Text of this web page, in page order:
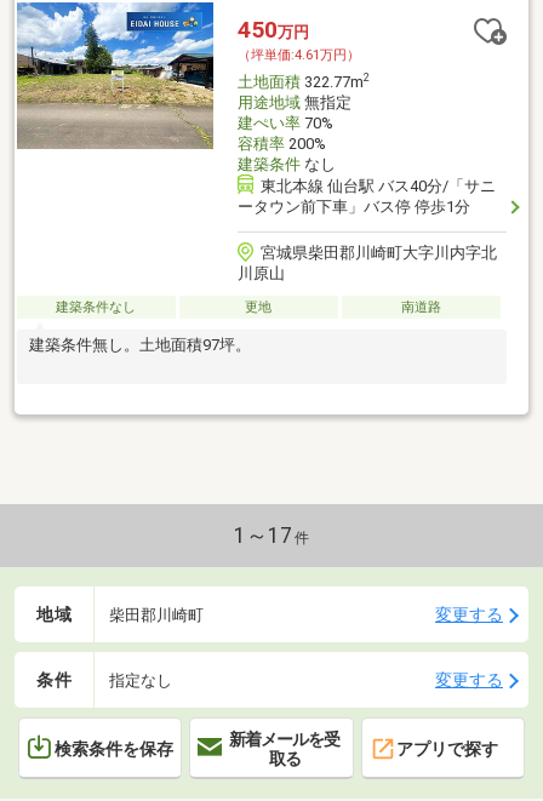
450万円
（坪単価:4.61万円）
土地面積322.77m2
用途地域無指定
建ぺい率70%
容積率200%
建築条件なし
東北本線 仙台駅 バス40分/「サニ
ータウン前下車」バス停 停歩1分
宮城県柴田郡川崎町大字川内字北
川原山
建築条件なし 更地 南道路
建築条件無し。土地面積97坪。
1～17 件
地域 柴田郡川崎町 変更する
条件 指定なし 変更する
検索条件を保存
新着メールを受
取る
アプリで探す